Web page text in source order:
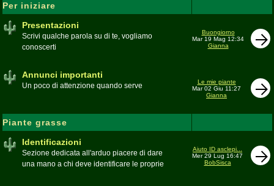
Per iniziare
Presentazioni
Scrivi qualche parola su di te, vogliamo
conoscerti
Buongiorno
Mar 19 Mag 12:34
Gianna
Annunci importanti
Un poco di attenzione quando serve
Le mie piante
Mar 02 Giu 11:27
Gianna
Piante grasse
Identificazioni
Sezione dedicata all'arduo piacere di dare
una mano a chi deve identificare le proprie
Aiuto ID asclepi...
Mer 29 Lug 16:47
BobSisca